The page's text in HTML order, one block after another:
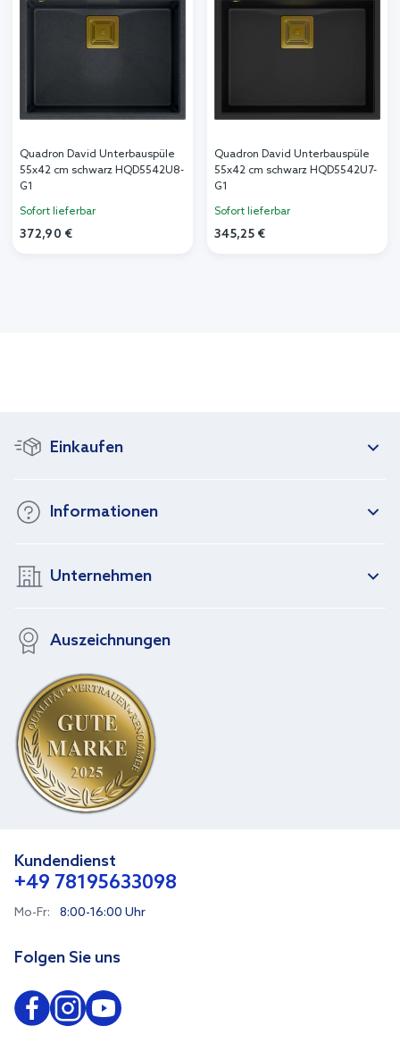
Quadron David Unterbauspüle
55x42 cm schwarz HQD5542U8-
G1
Sofort lieferbar
372,90 €
Quadron David Unterbauspüle
55x42 cm schwarz HQD5542U7-
G1
Sofort lieferbar
345,25 €
Einkaufen
Informationen
Unternehmen
Auszeichnungen
Kundendienst
+49 78195633098
Mo-Fr: 8:00-16:00 Uhr
Folgen Sie uns